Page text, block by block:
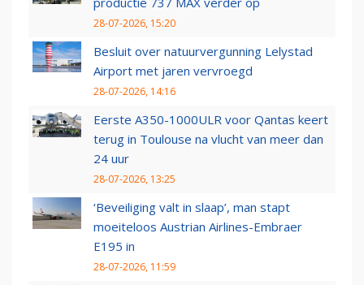
28-07-2026, 15:20
Besluit over natuurvergunning Lelystad
Airport met jaren vervroegd
28-07-2026, 14:16
Eerste A350-1000ULR voor Qantas keert
terug in Toulouse na vlucht van meer dan
24 uur
28-07-2026, 13:25
‘Beveiliging valt in slaap’, man stapt
moeiteloos Austrian Airlines-Embraer
E195 in
28-07-2026, 11:59